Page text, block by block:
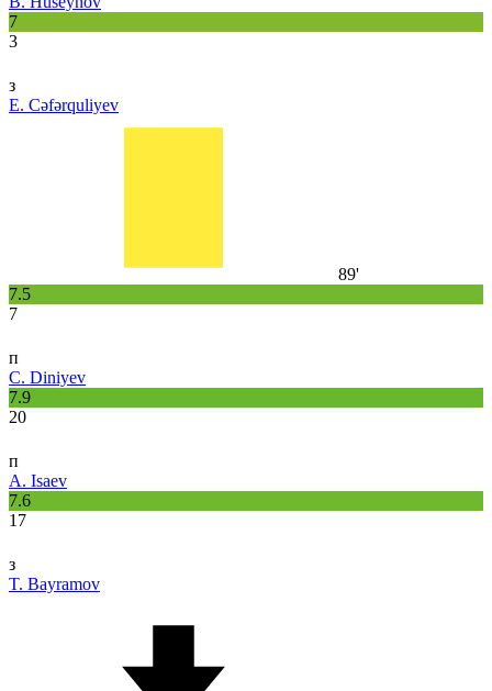
7
3
з
E. Cəfərquliyev
89'
7.5
7
п
C. Diniyev
7.9
20
п
A. Isaev
7.6
17
з
T. Bayramov